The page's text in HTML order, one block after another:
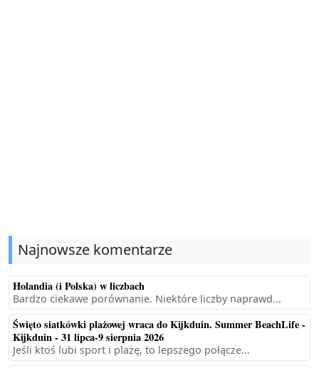
Najnowsze komentarze
Holandia (i Polska) w liczbach
Bardzo ciekawe porównanie. Niektóre liczby naprawd...
Święto siatkówki plażowej wraca do Kijkduin. Summer BeachLife -
Kijkduin - 31 lipca-9 sierpnia 2026
Jeśli ktoś lubi sport i plażę, to lepszego połącze...